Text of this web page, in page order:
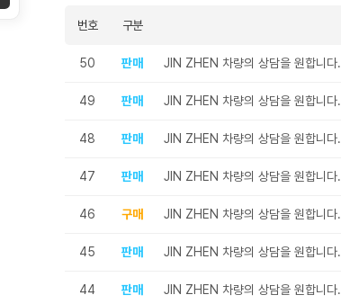
번호 구분
50 판매 JIN ZHEN 차량의 상담을 원합니다.
49 판매 JIN ZHEN 차량의 상담을 원합니다.
48 판매 JIN ZHEN 차량의 상담을 원합니다.
47 판매 JIN ZHEN 차량의 상담을 원합니다.
46 구매 JIN ZHEN 차량의 상담을 원합니다.
45 판매 JIN ZHEN 차량의 상담을 원합니다.
44 판매 JIN ZHEN 차량의 상담을 원합니다.